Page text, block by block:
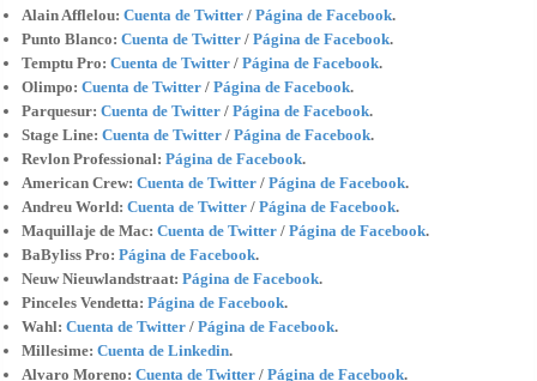
Alain Afflelou: Cuenta de Twitter / Página de Facebook.
Punto Blanco: Cuenta de Twitter / Página de Facebook.
Temptu Pro: Cuenta de Twitter / Página de Facebook.
Olimpo: Cuenta de Twitter / Página de Facebook.
Parquesur: Cuenta de Twitter / Página de Facebook.
Stage Line: Cuenta de Twitter / Página de Facebook.
Revlon Professional: Página de Facebook.
American Crew: Cuenta de Twitter / Página de Facebook.
Andreu World: Cuenta de Twitter / Página de Facebook.
Maquillaje de Mac: Cuenta de Twitter / Página de Facebook.
BaByliss Pro: Página de Facebook.
Neuw Nieuwlandstraat: Página de Facebook.
Pinceles Vendetta: Página de Facebook.
Wahl: Cuenta de Twitter / Página de Facebook.
Millesime: Cuenta de Linkedin.
Alvaro Moreno: Cuenta de Twitter / Página de Facebook.